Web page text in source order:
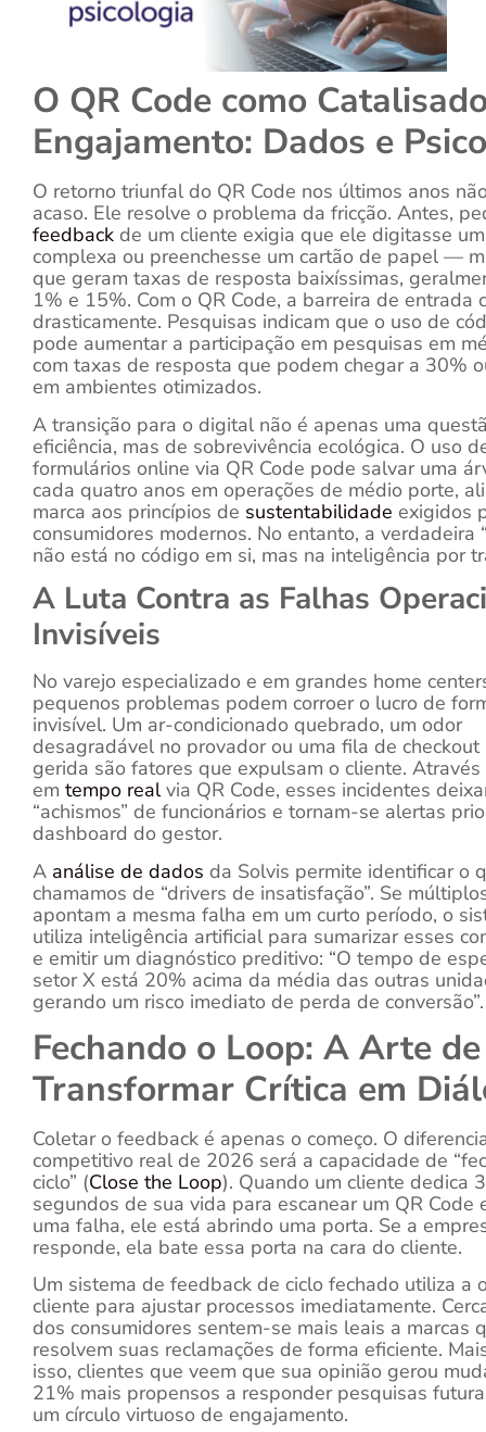
O QR Code como
Engajamento: Dados e
O retorno triunfal do QR Code nos últimos anos
acaso. Ele resolve o problema da fricção. Antes,
feedback de um cliente exigia que ele digitasse
complexa ou preenchesse um cartão de papel —
que geram taxas de resposta baixíssimas,
1% e 15%. Com o QR Code, a barreira de entrada
drasticamente. Pesquisas indicam que o uso de
pode aumentar a participação em pesquisas em
com taxas de resposta que podem chegar a 30%
em ambientes otimizados.
A transição para o digital não é apenas uma
eficiência, mas de sobrevivência ecológica. O uso
formulários online via QR Code pode salvar uma
cada quatro anos em operações de médio porte,
marca aos princípios de sustentabilidade exigidos
consumidores modernos. No entanto, a verdadeira
não está no código em si, mas na inteligência por
A Luta Contra as Falhas
Invisíveis
No varejo especializado e em grandes home
pequenos problemas podem corroer o lucro de
invisível. Um ar-condicionado quebrado, um odor
desagradável no provador ou uma fila de checkout
gerida são fatores que expulsam o cliente.
em tempo realvia QR Code, esses incidentes
“achismos” de funcionários e tornam-se alertas
dashboard do gestor.
A análise de dados da Solvis permite identificar o
chamamos de “drivers de insatisfação”. Se
apontam a mesma falha em um curto período, o
utiliza inteligência artificial para sumarizar esses
e emitir um diagnóstico preditivo: “O tempo de
setor X está 20% acima da média das outras
gerando um risco imediato de perda de conversão”.
Fechando o Loop: A Arte de
Transformar Crítica em
Coletar o feedback é apenas o começo. O
competitivo real de 2026 será a capacidade de
ciclo” (Close the Loop). Quando um cliente dedica
segundos de sua vida para escanear um QR Code
uma falha, ele está abrindo uma porta. Se a
responde, ela bate essa porta na cara do cliente.
Um sistema de feedback de ciclo fechado utiliza a
cliente para ajustar processos imediatamente.
dos consumidores sentem-se mais leais a marcas
resolvem suas reclamações de forma eficiente.
isso, clientes que veem que sua opinião gerou
21% mais propensos a responder pesquisas
um círculo virtuoso de engajamento.